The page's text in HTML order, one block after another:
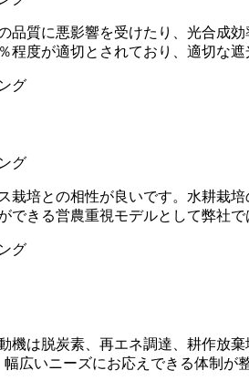
品質に悪影響を受けたり、光合成
程度が適切とされており、適切な
栽培との相性が良いです。水耕栽
できる営農重視モデルとして弊社
機は脱炭素、再エネ調達、耕作放
広いニーズにお応えできる体制が